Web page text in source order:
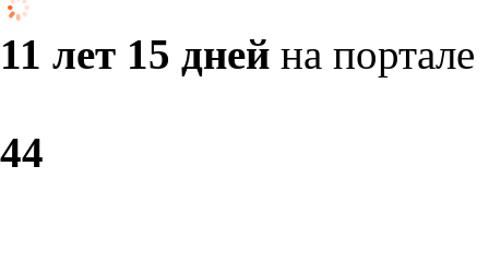
11 лет 15 дней на портале
44